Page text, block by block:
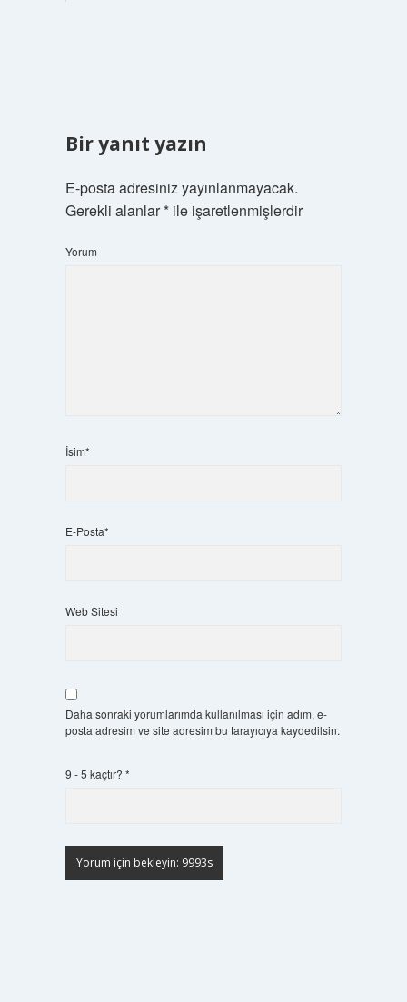
Bir yanıt yazın
E-posta adresiniz yayınlanmayacak.
Gerekli alanlar*ile işaretlenmişlerdir
Yorum
İsim*
E-Posta*
Web Sitesi
Daha sonraki yorumlarımda kullanılması için adım, e-
posta adresim ve site adresim bu tarayıcıya kaydedilsin.
9 - 5 kaçtır? *